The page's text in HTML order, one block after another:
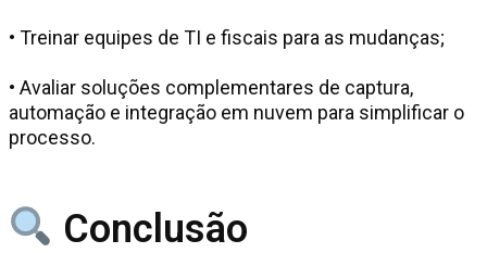
• Treinar equipes de TI e fiscais para as mudanças;
• Avaliar soluções complementares de captura,
automação e integração em nuvem para simplificar o
processo.
Conclusão